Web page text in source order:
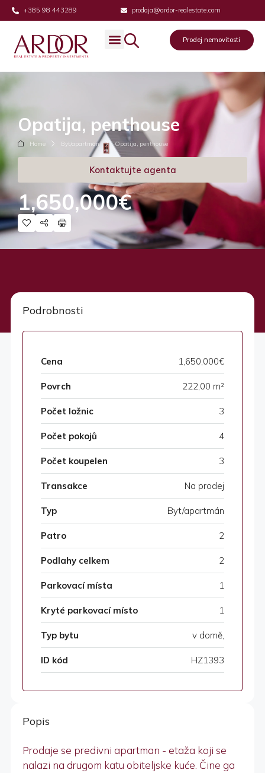
+385 98 443289 prodaja@ardor-realestate.com
Prodej nemovitosti
Opatija, penthouse
Home Byt/apartmán Opatija, penthouse
Kontaktujte agenta
1,650,000€
Podrobnosti
Cena 1,650,000€
Povrch 222,00 m²
Počet ložnic 3
Počet pokojů 4
Počet koupelen 3
Transakce Na prodej
Typ Byt/apartmán
Patro 2
Podlahy celkem 2
Parkovací místa 1
Kryté parkovací místo 1
Typ bytu v domě,
ID kód HZ1393
Popis
Prodaje se predivni apartman - etaža koji se
nalazi na drugom katu obiteljske kuće. Čine ga